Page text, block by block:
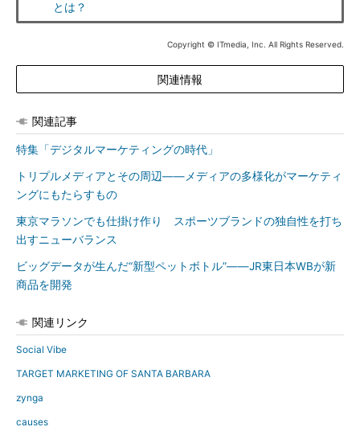
とは？
Copyright © ITmedia, Inc. All Rights Reserved.
関連情報
関連記事
特集「デジタルマーケティングの時代」
トリプルメディアとその周辺――メディアの多様化がマーケティ
ングにもたらすもの
東京マラソンでも仕掛け作り スポーツブランドの独自性を打ち
出すニューバランス
ビッグデータが生んだ“新型ペットボトル”――JR東日本WBが新
商品を開発
関連リンク
Social Vibe
TARGET MARKETING OF SANTA BARBARA
zynga
causes